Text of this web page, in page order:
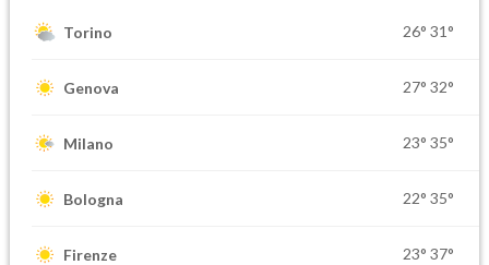
Torino 26° 31°
Genova 27° 32°
Milano 23° 35°
Bologna 22° 35°
Firenze 23° 37°